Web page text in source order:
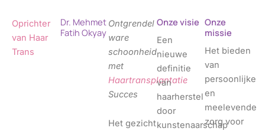
Oprichter
van Haar
Trans
Dr. Mehmet
Fatih Okyay
Ontgrendel
ware
schoonheid
met
Haartransplantatie
Succes
Het gezicht
Onze visie
Een
nieuwe
definitie
van
haarherstel
door
kunstenaarschap
Onze
missie
Het bieden
van
persoonlijke
en
meelevende
zorg voor